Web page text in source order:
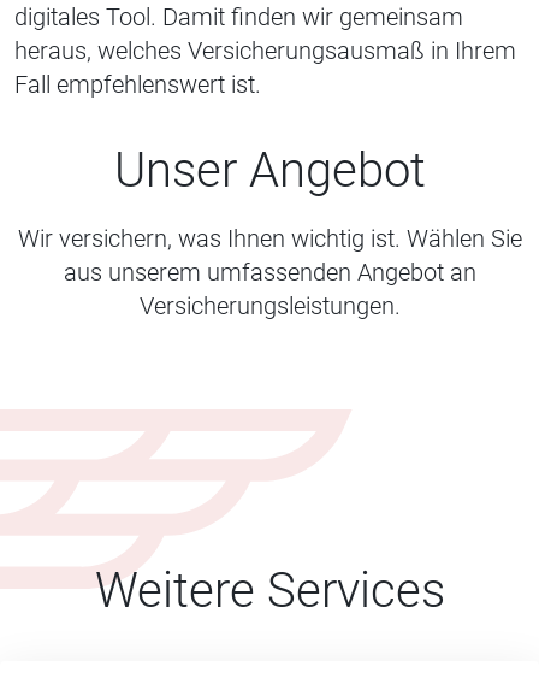
digitales Tool. Damit finden wir gemeinsam
heraus, welches Versicherungsausmaß in Ihrem
Fall empfehlenswert ist.
Unser Angebot
Wir versichern, was Ihnen wichtig ist. Wählen Sie
aus unserem umfassenden Angebot an
Versicherungsleistungen.
Weitere Services